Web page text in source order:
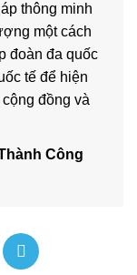
thông minh
một cách
đoàn đa quốc
tế để hiện
đồng và
Công